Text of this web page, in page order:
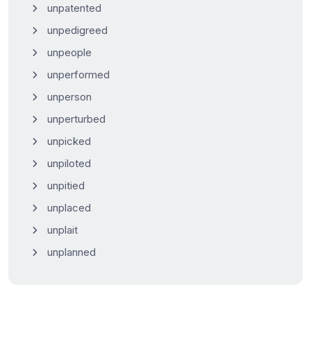
unpatented
unpedigreed
unpeople
unperformed
unperson
unperturbed
unpicked
unpiloted
unpitied
unplaced
unplait
unplanned